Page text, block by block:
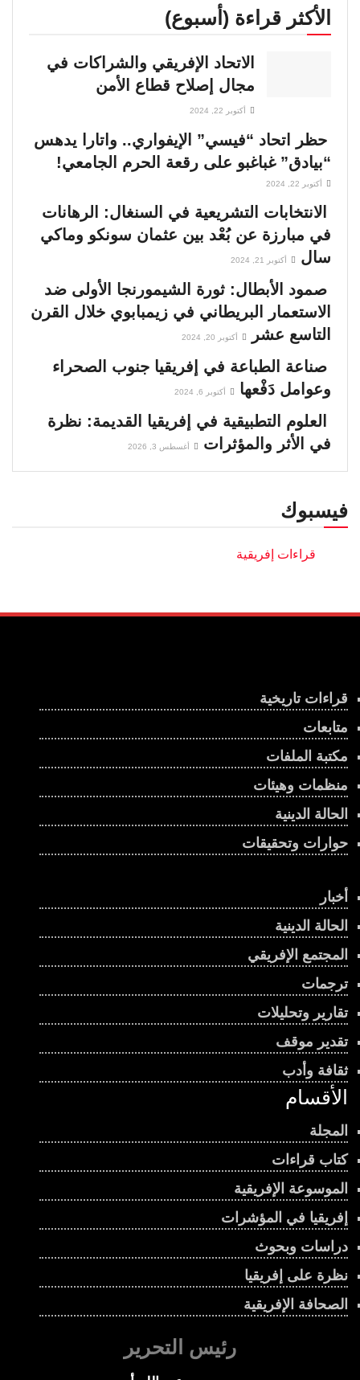
الأكثر قراءة (أسبوع)
الاتحاد الإفريقي والشراكات في
مجال إصلاح قطاع الأمن
أكتوبر 22, 2024
حظر اتحاد “فيسي” الإيفواري.. واتارا يدهس
“بيادق” غباغبو على رقعة الحرم الجامعي!
أكتوبر 22, 2024
الانتخابات التشريعية في السنغال: الرهانات
في مبارزة عن بُعْد بين عثمان سونكو وماكي
سال
أكتوبر 21, 2024
صمود الأبطال: ثورة الشيمورنجا الأولى ضد
الاستعمار البريطاني في زيمبابوي خلال القرن
التاسع عشر
أكتوبر 20, 2024
صناعة الطباعة في إفريقيا جنوب الصحراء
وعوامل دَفْعها
أكتوبر 6, 2024
العلوم التطبيقية في إفريقيا القديمة: نظرة
في الأثر والمؤثرات
أغسطس 3, 2026
فيسبوك
قراءات تاريخية
متابعات
مكتبة الملفات
منظمات وهيئات
الحالة الدينية
حوارات وتحقيقات
أخبار
الحالة الدينية
المجتمع الإفريقي
ترجمات
تقارير وتحليلات
تقدير موقف
ثقافة وأدب
الأقسام
المجلة
كتاب قراءات
الموسوعة الإفريقية
إفريقيا في المؤشرات
دراسات وبحوث
نظرة على إفريقيا
الصحافة الإفريقية
رئيس التحرير